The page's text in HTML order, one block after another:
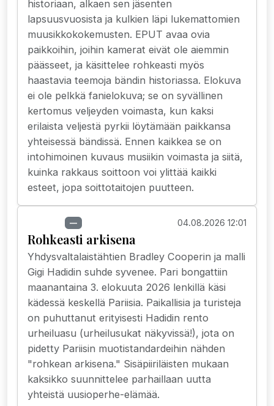
historiaan, alkaen sen jäsenten
lapsuusvuosista ja kulkien läpi lukemattomien
muusikkokokemusten. EPUT avaa ovia
paikkoihin, joihin kamerat eivät ole aiemmin
päässeet, ja käsittelee rohkeasti myös
haastavia teemoja bändin historiassa. Elokuva
ei ole pelkkä fanielokuva; se on syvällinen
kertomus veljeyden voimasta, kun kaksi
erilaista veljestä pyrkii löytämään paikkansa
yhteisessä bändissä. Ennen kaikkea se on
intohimoinen kuvaus musiikin voimasta ja siitä,
kuinka rakkaus soittoon voi ylittää kaikki
esteet, jopa soittotaitojen puutteen.
— 04.08.2026 12:01
Rohkeasti arkisena
Yhdysvaltalaistähtien Bradley Cooperin ja malli
Gigi Hadidin suhde syvenee. Pari bongattiin
maanantaina 3. elokuuta 2026 lenkillä käsi
kädessä keskellä Pariisia. Paikallisia ja turisteja
on puhuttanut erityisesti Hadidin rento
urheiluasu (urheilusukat näkyvissä!), jota on
pidetty Pariisin muotistandardeihin nähden
"rohkean arkisena." Sisäpiiriläisten mukaan
kaksikko suunnittelee parhaillaan uutta
yhteistä uusioperhe-elämää.